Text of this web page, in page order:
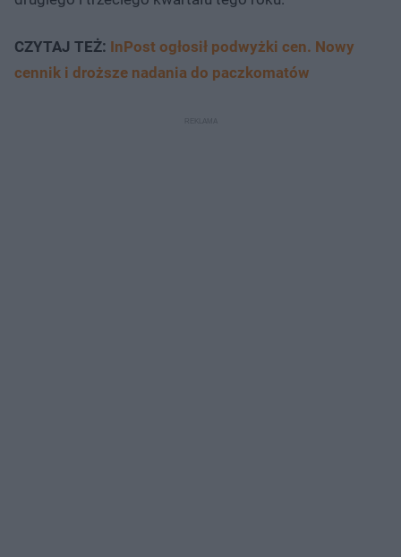
CZYTAJ TEŻ: InPost ogłosił podwyżki cen. Nowy
cennik i droższe nadania do paczkomatów